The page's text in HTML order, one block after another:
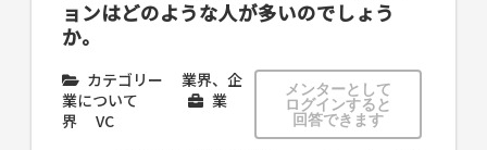
ョンはどのような人が多いのでしょう
か。
カテゴリー
業界、企
業について
業
界
VC
メンターとして
ログインすると
回答できます